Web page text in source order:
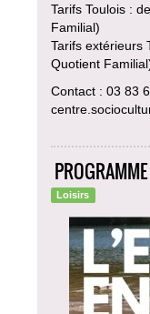
Tarifs Toulois :
Familial)
Tarifs extérieurs
Quotient
Contact : 03 83
PROGRAMME
Loisirs